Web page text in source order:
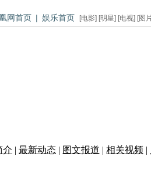
网首页 | 娱乐首页 [电影] [明星] [电视] [图
介 | 最新动态 | 图文报道 | 相关视频 |